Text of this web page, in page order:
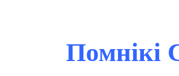
Помнікі